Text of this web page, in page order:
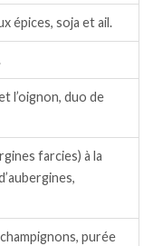
épices, soja et ail.
l’oignon, duo de
farcies) à la
purée